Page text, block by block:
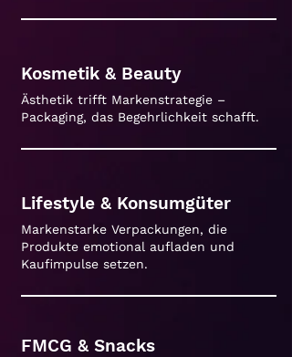
Kosmetik & Beauty
Ästhetik trifft Markenstrategie –
Packaging, das Begehrlichkeit schafft.
Lifestyle & Konsumgüter
Markenstarke Verpackungen, die
Produkte emotional aufladen und
Kaufimpulse setzen.
FMCG & Snacks